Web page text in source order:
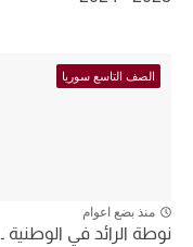
الصف التاسع سوريا
منذ بضع اعوام
نوطة الرائد في الوطنية ـ